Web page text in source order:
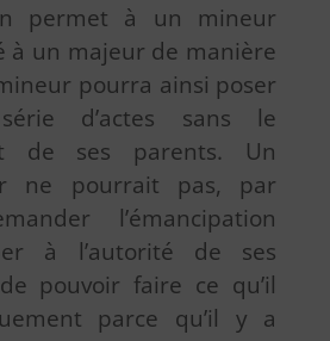
permet à un mineur
à un majeur de manière
pourra ainsi poser
d’actes sans le
de ses parents. Un
ne pourrait pas, par
l’émancipation
à l’autorité de ses
pouvoir faire ce qu’il
parce qu’il y a